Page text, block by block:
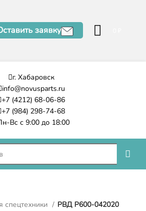
заявку
г. Хабаровск
info@novusparts.ru
+7 (4212) 68-06-86
+7 (984) 298-74-68
Вс с 9:00 до 18:00
увеличить
спецтехники РВД P600-042020